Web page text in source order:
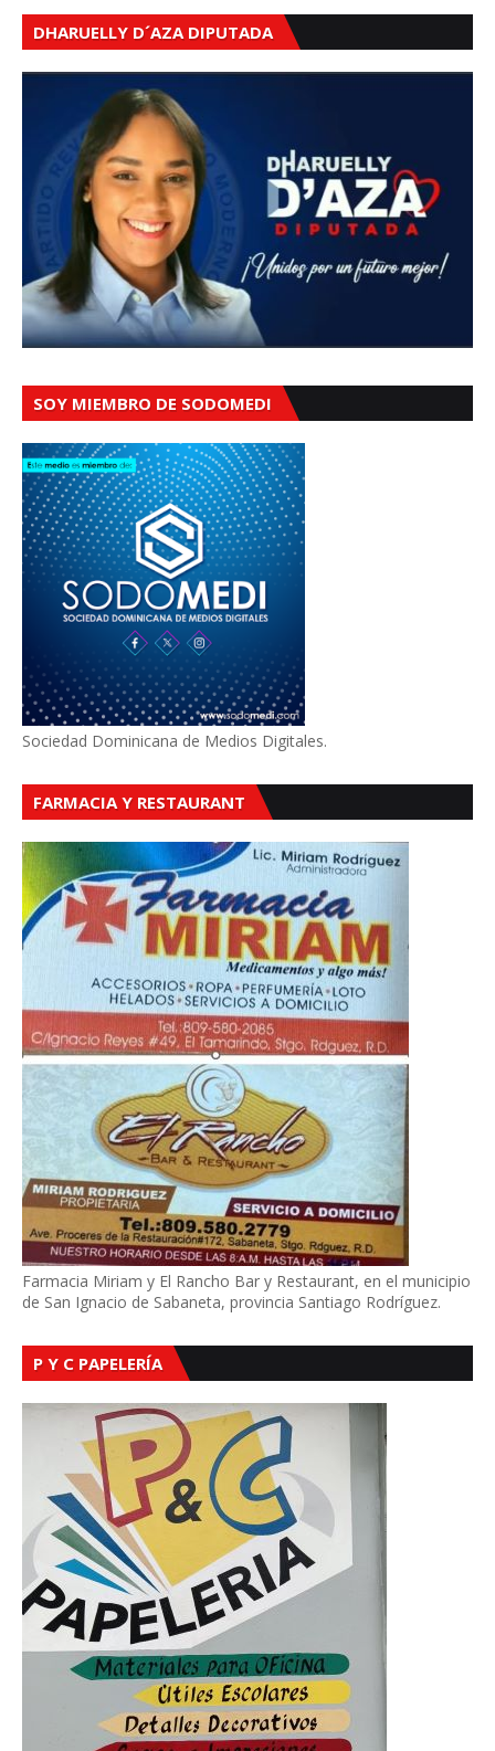
DHARUELLY D´AZA DIPUTADA
SOY MIEMBRO DE SODOMEDI
Sociedad Dominicana de Medios Digitales.
FARMACIA Y RESTAURANT
Farmacia Miriam y El Rancho Bar y Restaurant, en el municipio
de San Ignacio de Sabaneta, provincia Santiago Rodríguez.
P Y C PAPELERÍA